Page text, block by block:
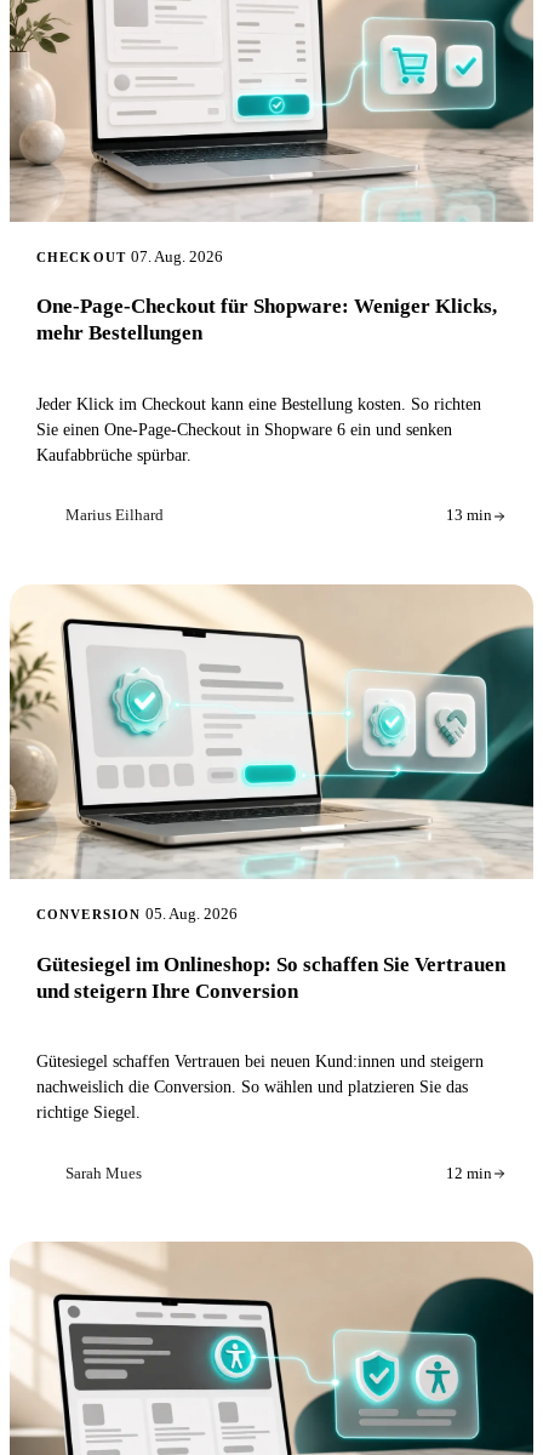
CHECKOUT 07. Aug. 2026
One-Page-Checkout für Shopware: Weniger Klicks,
mehr Bestellungen
Jeder Klick im Checkout kann eine Bestellung kosten. So richten
Sie einen One-Page-Checkout in Shopware 6 ein und senken
Kaufabbrüche spürbar.
Marius Eilhard 13 min
CONVERSION 05. Aug. 2026
Gütesiegel im Onlineshop: So schaffen Sie Vertrauen
und steigern Ihre Conversion
Gütesiegel schaffen Vertrauen bei neuen Kund:innen und steigern
nachweislich die Conversion. So wählen und platzieren Sie das
richtige Siegel.
Sarah Mues 12 min